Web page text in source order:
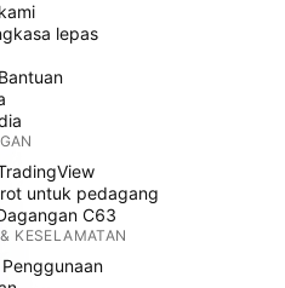
lepas
untuk pedagang
C63
KESELAMATAN